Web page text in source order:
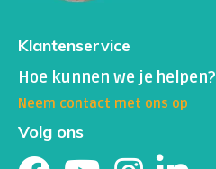
Klantenservice
Hoe kunnen we je helpen?
Neem contact met ons op
Volg ons